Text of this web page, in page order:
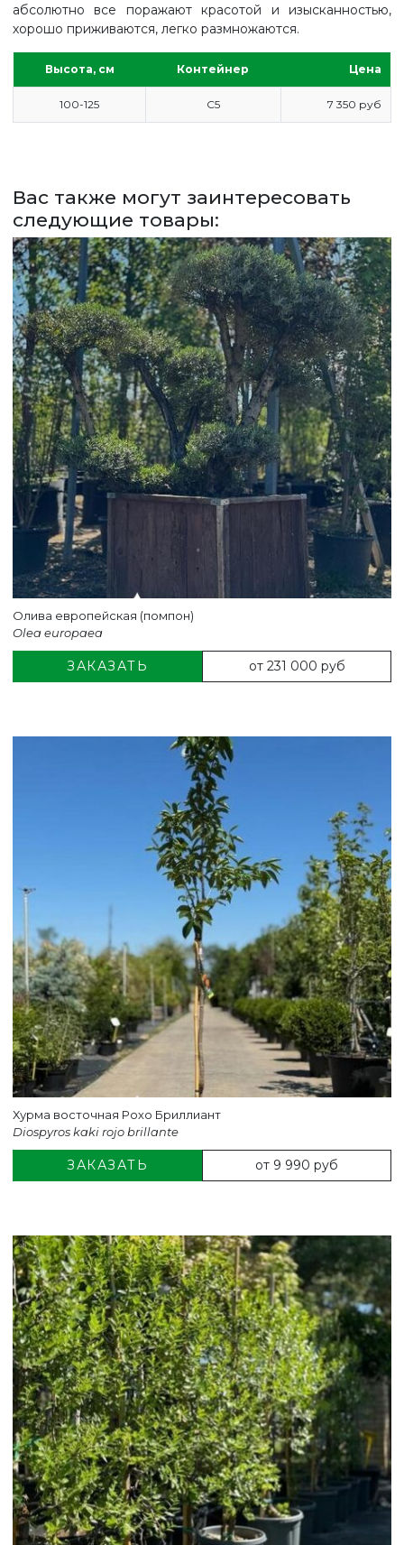
ПРАЙС
СДЕЛАТЬ ЗАКАЗ
ЗАДАТЬ ВОПРОС
ВЕРНУТСЯ НА ГЛАВНЫЙ САЙТ
абсолютно все поражают красотой и изысканностью,
хорошо приживаются, легко размножаются.
Высота, см Контейнер Цена
100-125 С5 7 350 руб
Вас также могут заинтересовать
следующие товары:
Олива европейская (помпон)
Olea europaea
ЗАКАЗАТЬ от 231 000 руб
Хурма восточная Рохо Бриллиант
Diospyros kaki rojo brillante
ЗАКАЗАТЬ от 9 990 руб